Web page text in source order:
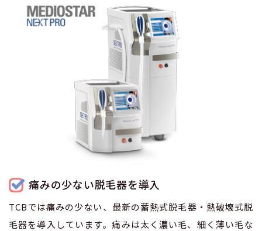
痛みの少ない脱毛器を導入
TCBでは痛みの少ない、最新の蓄熱式脱毛器・熱破壊式脱
毛器を導入しています。痛みは太く濃い毛、細く薄い毛な